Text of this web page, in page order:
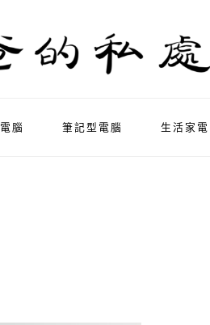
電腦 筆記型電腦 生活家電